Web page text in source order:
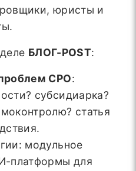
юристы и
БЛОГ-POST:
СРО:
субсидиарка?
статья
модульное
платформы для